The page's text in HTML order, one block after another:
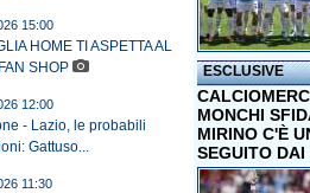
15:00
HOME TI ASPETTA AL
SHOP
12:00
- Lazio, le probabili
Gattuso...
11:30
ESCLUSIVE
MONCHI
MIRINO C'È
SEGUITO